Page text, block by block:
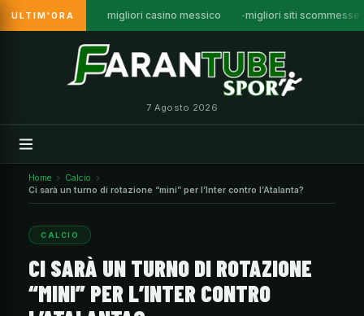
ULTIM'ORA migliori casino messico migliori siti scommesse
7 Agosto 2026
Home
Calcio
Ci sarà un turno di rotazione “mini” per l’Inter contro l’Atalanta?
CALCIO
CI SARÀ UN TURNO DI ROTAZIONE
“MINI” PER L’INTER CONTRO